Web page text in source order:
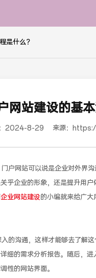
是什么？
网站建设的基
2024-8-29 来源：
网站可以说是企业对外界沟
乎企业的形象，还是提升用
企业网站建设的小编就来给广
沟通，这样才能够去了解这
细的需求分析报告。随后，
性的网站界面。